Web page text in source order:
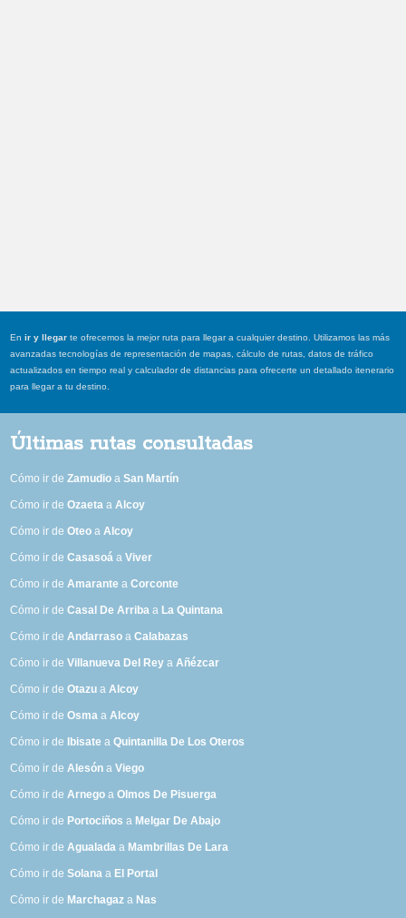
Enir y llegar te ofrecemos la mejor ruta para llegar a cualquier destino. Utilizamos las más
avanzadas tecnologías de representación de mapas, cálculo de rutas, datos de tráfico
actualizados en tiempo real y calculador de distancias para ofrecerte un detallado itenerario
para llegar a tu destino.
Últimas rutas consultadas
Cómo ir deZamudio aSan Martín
Cómo ir deOzaeta aAlcoy
Cómo ir deOteo aAlcoy
Cómo ir deCasasoá aViver
Cómo ir deAmarante aCorconte
Cómo ir deCasal De Arriba a La Quintana
Cómo ir deAndarraso aCalabazas
Cómo ir deVillanueva Del Rey aAñézcar
Cómo ir deOtazu aAlcoy
Cómo ir deOsma aAlcoy
Cómo ir de Ibisate aQuintanilla De Los Oteros
Cómo ir deAlesón aViego
Cómo ir deArnego aOlmos De Pisuerga
Cómo ir de Portociños a Melgar De Abajo
Cómo ir deAgualada a Mambrillas De Lara
Cómo ir deSolana a El Portal
Cómo ir de Marchagaz a Nas